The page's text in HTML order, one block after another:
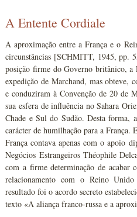
A Entente Cordiale
A aproximação entre a França e o
circunstâncias [SCHMITT, 1945, pp.
posição firme do Governo britânico, a
expedição de Marchand, mas obteve,
e conduziram à Convenção de 20 de
sua esfera de influência no Sahara
Chade e Sul do Sudão. Desta forma,
carácter de humilhação para a França.
França contava apenas com o apoio
Negócios Estrangeiros Théophile
com a firme determinação de acabar
relacionamento com o Reino
resultado foi o acordo secreto
texto «A aliança franco-russa e a